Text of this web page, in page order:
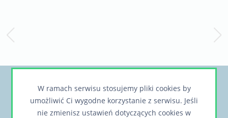
Chcesz otrzymywać informacje o nowych,
ciekawych rozwiązaniach lub realizacjach?
W ramach serwisu stosujemy pliki cookies by
umożliwić Ci wygodne korzystanie z serwisu. Jeśli
nie zmienisz ustawień dotyczących cookies w